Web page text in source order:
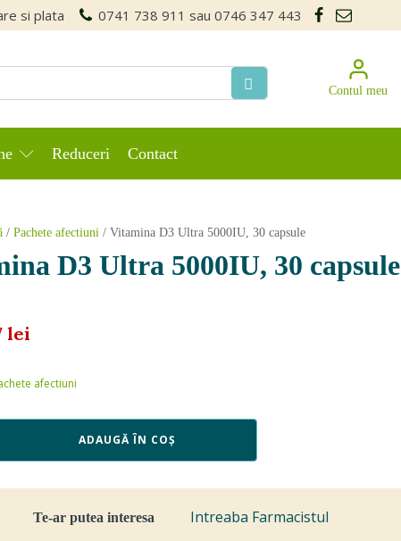
si plata 0741 738 911 sau 0746 347 443
Contul meu
Reduceri Contact
/ Pachete afectiuni / Vitamina D3 Ultra 5000IU, 30 capsule
D3 Ultra 5000IU, 30 capsule
lei
afectiuni
ADAUGĂ ÎN COȘ
Te-ar putea interesa Intreaba Farmacistul